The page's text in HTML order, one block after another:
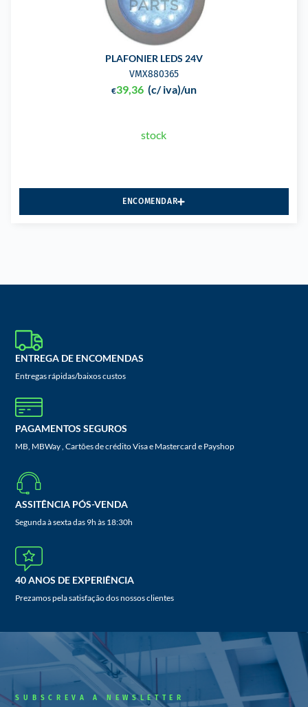
PLAFONIER LEDS 24V
VMX880365
€39,36 (c/ iva)/un
stock
ENCOMENDAR
ENTREGA DE ENCOMENDAS
Entregas rápidas/baixos custos
PAGAMENTOS SEGUROS
MB, MBWay , Cartões de crédito Visa e Mastercard e Payshop
ASSITÊNCIA PÓS-VENDA
Segunda à sexta das 9h às 18:30h
40 ANOS DE EXPERIÊNCIA
Prezamos pela satisfação dos nossos clientes
SUBSCREVA A NEWSLETTER